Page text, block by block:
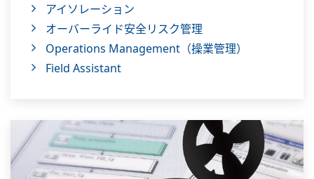
アイソレーション
オーバーライド安全リスク管理
Operations Management（操業管理）
Field Assistant